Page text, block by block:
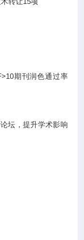
期刊润色通过率
坛，提升学术影响